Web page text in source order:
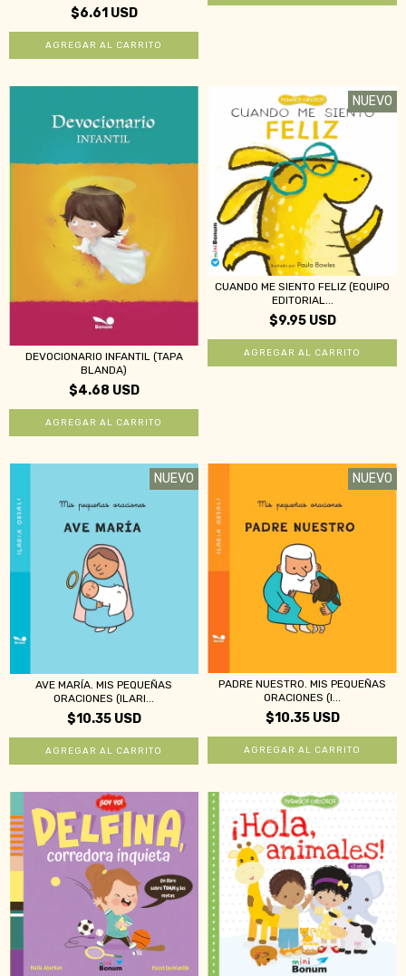
$6.61 USD
DEVOCIONARIO INFANTIL (TAPA
BLANDA)
$4.68 USD
NUEVO
CUANDO ME SIENTO FELIZ (EQUIPO
EDITORIAL...
$9.95 USD
NUEVO
AVE MARÍA. MIS PEQUEÑAS
ORACIONES (ILARI...
$10.35 USD
NUEVO
PADRE NUESTRO. MIS PEQUEÑAS
ORACIONES (I...
$10.35 USD